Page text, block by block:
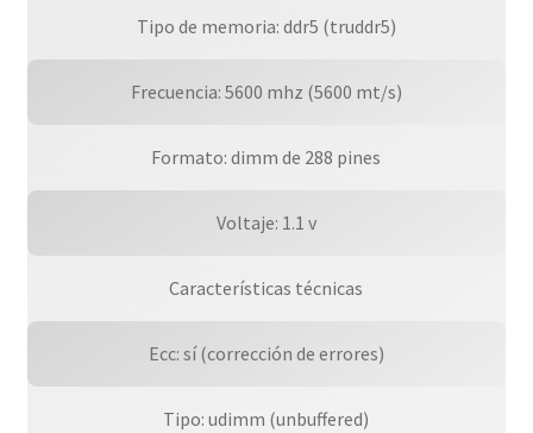
Tipo de memoria: ddr5 (truddr5)
Frecuencia: 5600 mhz (5600 mt/s)
Formato: dimm de 288 pines
Voltaje: 1.1 v
Características técnicas
Ecc: sí (corrección de errores)
Tipo: udimm (unbuffered)